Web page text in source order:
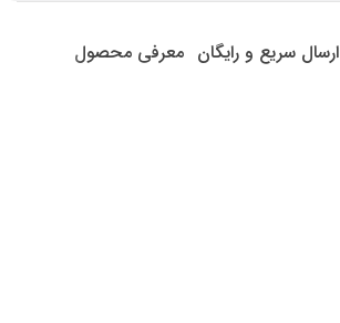
ارسال سریع و رایگان معرفی محصول